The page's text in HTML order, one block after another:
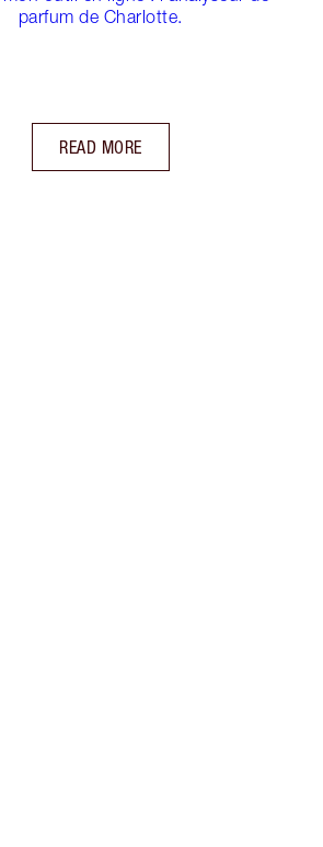
parfum de Charlotte.
READ MORE